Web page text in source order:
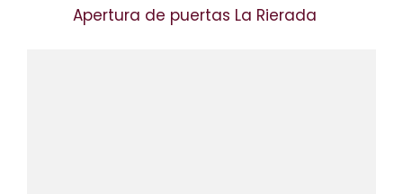
Apertura de puertas La Rierada